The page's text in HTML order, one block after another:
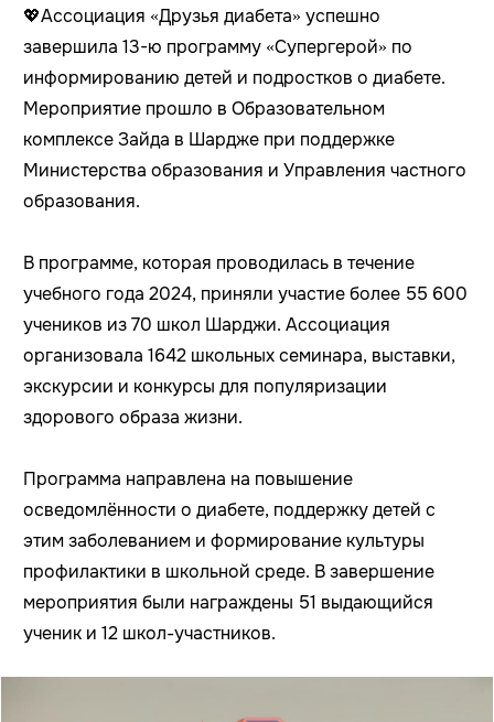
💖Ассоциация «Друзья диабета» успешно
завершила 13-ю программу «Супергерой» по
информированию детей и подростков о диабете.
Мероприятие прошло в Образовательном
комплексе Зайда в Шардже при поддержке
Министерства образования и Управления частного
образования.
В программе, которая проводилась в течение
учебного года 2024, приняли участие более 55 600
учеников из 70 школ Шарджи. Ассоциация
организовала 1642 школьных семинара, выставки,
экскурсии и конкурсы для популяризации
здорового образа жизни.
Программа направлена на повышение
осведомлённости о диабете, поддержку детей с
этим заболеванием и формирование культуры
профилактики в школьной среде. В завершение
мероприятия были награждены 51 выдающийся
ученик и 12 школ-участников.